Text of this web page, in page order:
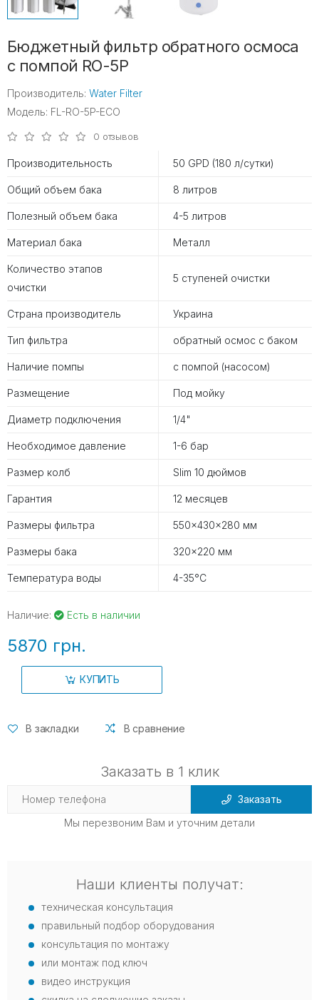
Бюджетный фильтр обратного осмоса
с помпой RO-5P
Производитель: Water Filter
Модель: FL-RO-5P-ECO
0 отзывов
Производительность 50 GPD (180 л/сутки)
Общий объем бака 8 литров
Полезный объем бака 4-5 литров
Материал бака Металл
Количество этапов
очистки
5 ступеней очистки
Страна производитель Украина
Тип фильтра обратный осмос с баком
Наличие помпы с помпой (насосом)
Размещение Под мойку
Диаметр подключения 1/4"
Необходимое давление 1-6 бар
Размер колб Slim 10 дюймов
Гарантия 12 месяцев
Размеры фильтра 550×430×280 мм
Размеры бака 320×220 мм
Температура воды 4-35°С
Наличие: Есть в наличии
5870 грн.
КУПИТЬ
В закладки В сравнение
Заказать в 1 клик
Заказать
Мы перезвоним Вам и уточним детали
Наши клиенты получат:
техническая консультация
правильный подбор оборудования
консультация по монтажу
или монтаж под ключ
видео инструкция